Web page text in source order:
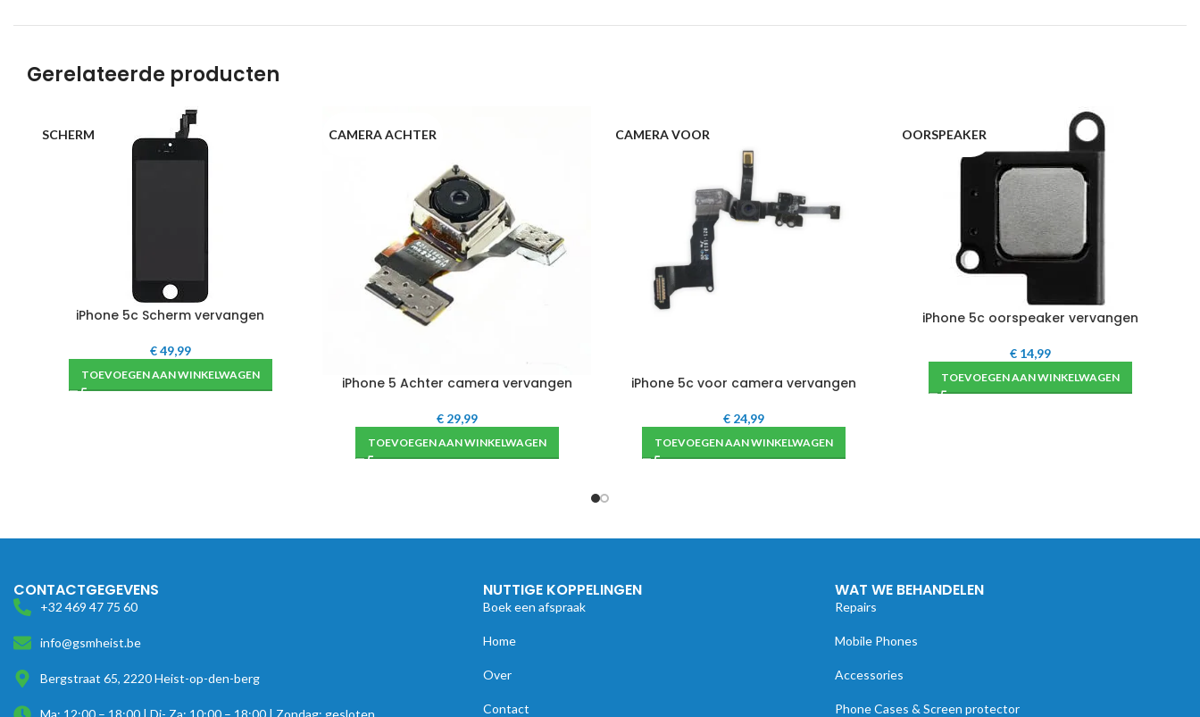
Gerelateerde producten
SCHERM
iPhone 5c Scherm vervangen
€49,99
TOEVOEGEN AAN WINKELWAGEN
CAMERA ACHTER
iPhone 5 Achter camera vervangen
€29,99
TOEVOEGEN AAN WINKELWAGEN
CAMERA VOOR
iPhone 5c voor camera vervangen
€24,99
TOEVOEGEN AAN WINKELWAGEN
OORSPEAKER
iPhone 5c oorspeaker vervangen
€14,99
TOEVOEGEN AAN WINKELWAGEN
CONTACTGEGEVENS
+32 469 47 75 60
info@gsmheist.be
Bergstraat 65, 2220 Heist-op-den-berg
Ma: 12:00 – 18:00 | Di- Za: 10:00 – 18:00 | Zondag: gesloten
NUTTIGE KOPPELINGEN
Boek een afspraak
Home
Over
Contact
WAT WE BEHANDELEN
Repairs
Mobile Phones
Accessories
Phone Cases & Screen protector